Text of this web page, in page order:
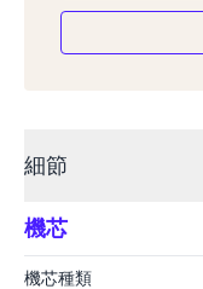
細節
機芯
機芯種類